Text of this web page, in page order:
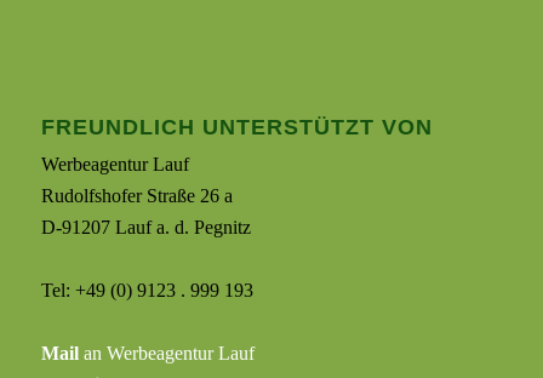
FREUNDLICH UNTERSTÜTZT VON
Werbeagentur Lauf
Rudolfshofer Straße 26 a
D-91207 Lauf a. d. Pegnitz
Tel: +49 (0) 9123 . 999 193
Mailan Werbeagentur Lauf